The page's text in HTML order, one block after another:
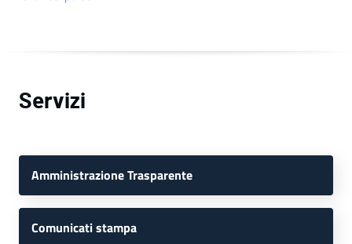
Servizi
Amministrazione Trasparente
Comunicati stampa